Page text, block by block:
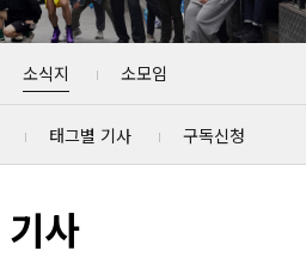
소식지 소모임
태그별 기사 구독신청
사